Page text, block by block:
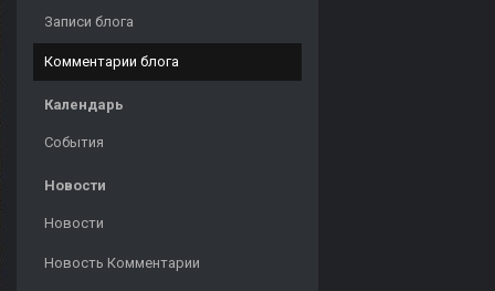
Записи блога
Комментарии блога
Календарь
События
Новости
Новости
Новость Комментарии